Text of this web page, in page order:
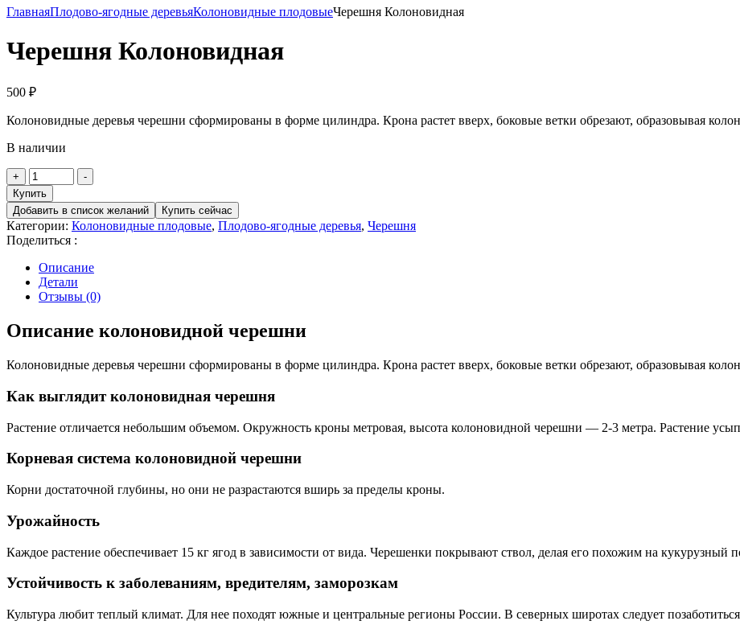
ГлавнаяПлодово-ягодные деревьяКолоновидные плодовыеЧерешня Колоновидная
Черешня Колоновидная
500 ₽
Колоновидные деревья черешни сформированы в форме цилиндра. Крона растет вверх, боковые ветки обрезают, образовывая
В наличии
+
Количество
товара
Черешня
Колоновидная
-
Купить
Добавить в список желаний
Купить сейчас
Категории: Колоновидные плодовые, Плодово-ягодные деревья, Черешня
Поделиться :
Описание
Детали
Отзывы (0)
Описание колоновидной черешни
Колоновидные деревья черешни сформированы в форме цилиндра. Крона растет вверх, боковые ветки обрезают, образовывая
Как выглядит колоновидная черешня
Растение отличается небольшим объемом. Окружность кроны метровая, высота колоновидной черешни — 2-3 метра. Растение
Корневая система колоновидной черешни
Корни достаточной глубины, но они не разрастаются вширь за пределы кроны.
Урожайность
Каждое растение обеспечивает 15 кг ягод в зависимости от вида. Черешенки покрывают ствол, делая его похожим на кукурузный
Устойчивость к заболеваниям, вредителям, заморозкам
Культура любит теплый климат. Для нее походят южные и центральные регионы России. В северных широтах следует